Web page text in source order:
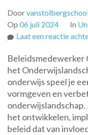
Door
Op 06 juli 2024 In
Laat een reactie
Beleidsmedewerker
het
onderwijs speel je
vormgeven en
het ontwikkelen,
beleid dat van